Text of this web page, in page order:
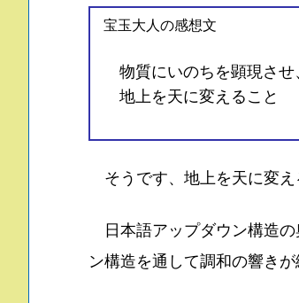
宝玉大人の感想文
物質にいのちを顕現させ
地上を天に変えること
そうです、地上を天に変え
日本語アップダウン構造の
ン構造を通して調和の響き